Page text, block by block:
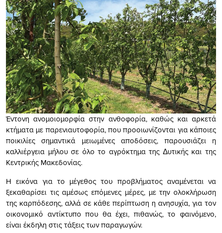
Έντονη ανοµοιοµορφία στην ανθοφορία, καθώς και αρκετά
κτήµατα µε παρενιαυτοφορία, που προοιωνίζονται για κάποιες
ποικιλίες σηµαντικά µειωµένες αποδόσεις, παρουσιάζει η
καλλιέργεια µήλου σε όλο το αγρόκτηµα της ∆υτικής και της
Κεντρικής Μακεδονίας.
Η εικόνα για το µέγεθος του προβλήµατος αναµένεται να
ξεκαθαρίσει τις αµέσως επόµενες µέρες, µε την ολοκλήρωση
της καρπόδεσης, αλλά σε κάθε περίπτωση η ανησυχία, για τον
οικονοµικό αντίκτυπο που θα έχει, πιθανώς, το φαινόµενο,
είναι έκδηλη στις τάξεις των παραγωγών.